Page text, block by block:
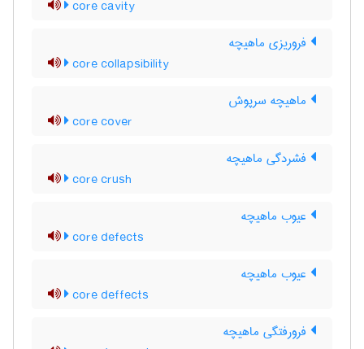
core cavity
فروریزی ماهیچه
core collapsibility
ماهیچه سرپوش
core cover
فشردگی ماهیچه
core crush
عیوب ماهیچه
core defects
عیوب ماهیچه
core deffects
فرورفتگی ماهیچه